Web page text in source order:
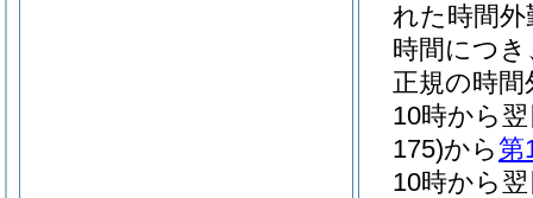
れた時間
時間につき
正規の時
10時から
175)から第
10時から